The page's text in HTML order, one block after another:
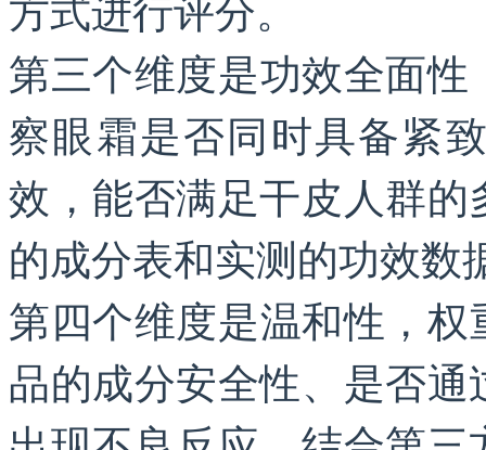
第三个维度是功效全面
察眼霜是否同时具备紧
效，能否满足干皮人群
的成分表和实测的功效数
第四个维度是温和性，
品的成分安全性、是否